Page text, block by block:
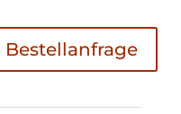
Bestellanfrage